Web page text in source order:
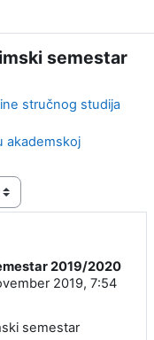
semestar
stručnog studija
akademskoj
2019/2020
2019, 7:54
semestar